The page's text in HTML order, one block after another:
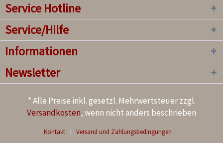
Service Hotline
Service/Hilfe
Informationen
Newsletter
* Alle Preise inkl. gesetzl. Mehrwertsteuer zzgl.
Versandkosten, wenn nicht anders beschrieben
Kontakt
Versand und Zahlungsbedingungen